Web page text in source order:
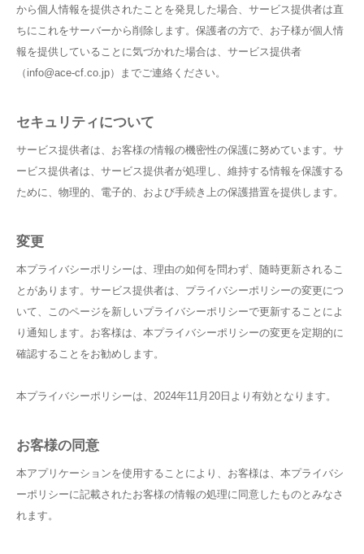
から個人情報を提供されたことを発見した場合、サービス提供者は直
ちにこれをサーバーから削除します。保護者の方で、お子様が個人情
報を提供していることに気づかれた場合は、サービス提供者
（info@ace-cf.co.jp）までご連絡ください。
セキュリティについて
サービス提供者は、お客様の情報の機密性の保護に努めています。サ
ービス提供者は、サービス提供者が処理し、維持する情報を保護する
ために、物理的、電子的、および手続き上の保護措置を提供します。
変更
本プライバシーポリシーは、理由の如何を問わず、随時更新されるこ
とがあります。サービス提供者は、プライバシーポリシーの変更につ
いて、このページを新しいプライバシーポリシーで更新することによ
り通知します。お客様は、本プライバシーポリシーの変更を定期的に
確認することをお勧めします。
本プライバシーポリシーは、2024年11月20日より有効となります。
お客様の同意
本アプリケーションを使用することにより、お客様は、本プライバシ
ーポリシーに記載されたお客様の情報の処理に同意したものとみなさ
れます。